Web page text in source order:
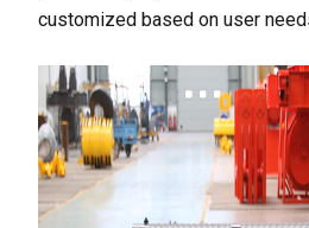
customized based on user